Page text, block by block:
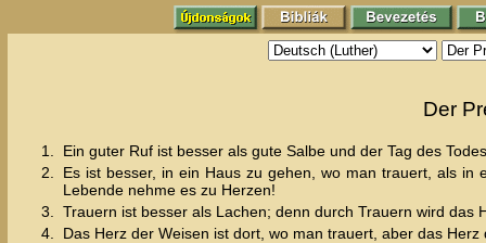
Der
1.
Ein guter Ruf ist besser als gute Salbe und der Tag des
2.
Es ist besser, in ein Haus zu gehen, wo man trauert, als
Lebende nehme es zu Herzen!
3.
Trauern ist besser als Lachen; denn durch Trauern wird das
4.
Das Herz der Weisen ist dort, wo man trauert, aber das